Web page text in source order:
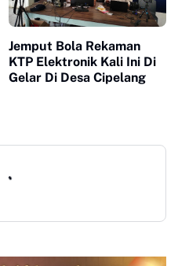
Jemput Bola Rekaman
KTP Elektronik Kali Ini Di
Gelar Di Desa Cipelang